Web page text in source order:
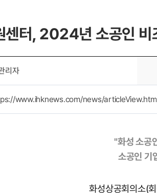
소식
의 소공인
센터, 2024년 소공인 비
리자
www.ihknews.com/news/
"화성 소공
소공인 기
화성상공회의소(